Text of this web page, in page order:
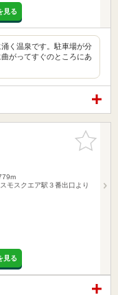
見る
く温泉です。駐車場が分
がってすぐのところにあ
お気に入
りに追加
モスクエア駅３番出口より
見る